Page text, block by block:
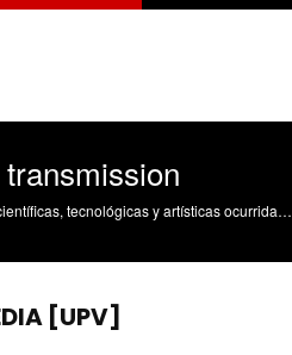
Divulgación de las actividades científicas, tecnológicas y artísticas ocurridas en los tres campus de la UPV